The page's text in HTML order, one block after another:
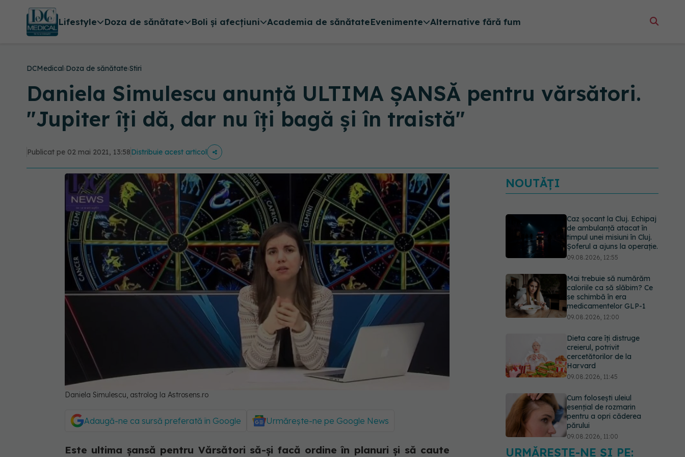
Lifestyle Doza de sănătate Boli și afecțiuni Academia de sănătateEvenimente Alternative fără fum
DCMedical›Doza de sănătate›Stiri
Daniela Simulescu anunţă ULTIMA ŞANSĂ pentru vărsători.
"Jupiter îţi dă, dar nu îţi bagă şi în traistă"
Publicat pe 02 mai 2021, 13:58Distribuie acest articol
Daniela Simulescu, astrolog la Astrosens.ro
Adaugă-ne ca sursă preferată în Google Urmărește-ne pe Google News
Este ultima șansă pentru Vărsători să-și facă ordine în planuri și să caute
NOUTĂȚI
Caz șocant la Cluj. Echipaj
de ambulanță atacat în
timpul unei misiuni în Cluj.
Șoferul a ajuns la operație.
09.08.2026, 12:55
Mai trebuie să numărăm
caloriile ca să slăbim? Ce
se schimbă în era
medicamentelor GLP-1
09.08.2026, 12:00
Dieta care îți distruge
creierul, potrivit
cercetătorilor de la
Harvard
09.08.2026, 11:45
Cum folosești uleiul
esențial de rozmarin
pentru a opri căderea
părului
09.08.2026, 11:00
URMĂREȘTE-NE ȘI PE: